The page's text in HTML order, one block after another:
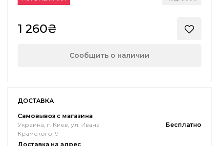
1 260₴
Сообщить о наличии
ДОСТАВКА
Самовывоз с магазина
Украина, г. Киев, ул. Ивана
Крамского, 9
Бесплатно
Доставка на адрес